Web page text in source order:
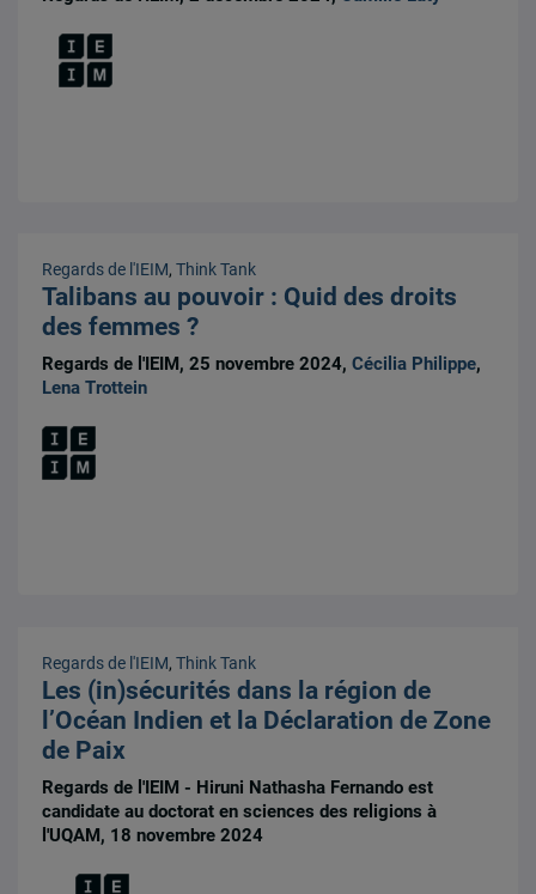
Regards de l'IEIM,Think Tank
Talibans au pouvoir : Quid des droits
des femmes ?
Regards de l'IEIM, 25 novembre 2024,Cécilia Philippe,
Lena Trottein
Regards de l'IEIM,Think Tank
Les (in)sécurités dans la région de
l’Océan Indien et la Déclaration de Zone
de Paix
Regards de l'IEIM - Hiruni Nathasha Fernando est
candidate au doctorat en sciences des religions à
l'UQAM, 18 novembre 2024